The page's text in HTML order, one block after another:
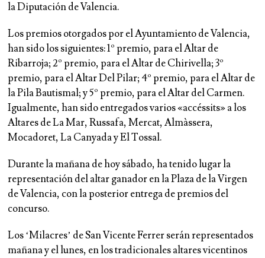
la Diputación de Valencia.
Los premios otorgados por el Ayuntamiento de Valencia,
han sido los siguientes: 1º premio, para el Altar de
Ribarroja; 2º premio, para el Altar de Chirivella; 3º
premio, para el Altar Del Pilar; 4º premio, para el Altar de
la Pila Bautismal; y 5º premio, para el Altar del Carmen.
Igualmente, han sido entregados varios «accéssits» a los
Altares de La Mar, Russafa, Mercat, Almàssera,
Mocadoret, La Canyada y El Tossal.
Durante la mañana de hoy sábado, ha tenido lugar la
representación del altar ganador en la Plaza de la Virgen
de Valencia, con la posterior entrega de premios del
concurso.
Los ‘Milacres’ de San Vicente Ferrer serán representados
mañana y el lunes, en los tradicionales altares vicentinos